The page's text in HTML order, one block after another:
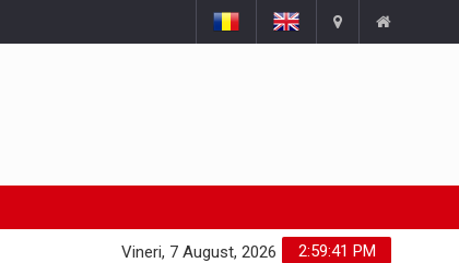
2:59:43 PM
Vineri, 7 August, 2026